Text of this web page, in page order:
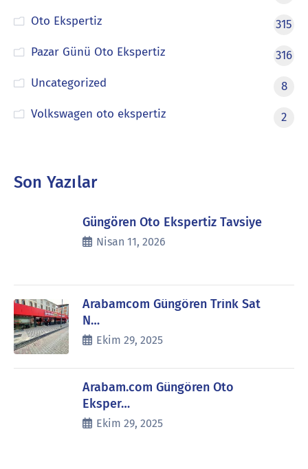
Oto Ekspertiz
315
Pazar Günü Oto Ekspertiz
316
Uncategorized
8
Volkswagen oto ekspertiz
2
Son Yazılar
Güngören Oto Ekspertiz Tavsiye
Nisan 11, 2026
Arabamcom Güngören Trink Sat
N…
Ekim 29, 2025
Arabam.com Güngören Oto
Eksper…
Ekim 29, 2025